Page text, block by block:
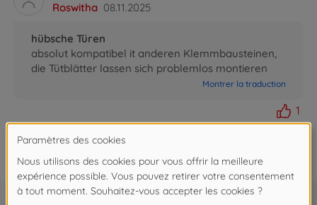
Roswitha 08.11.2025
hübsche Türen
absolut kompatibel it anderen Klemmbausteinen,
die Tütblätter lassen sich problemlos montieren
Montrer la traduction
1
FAQ